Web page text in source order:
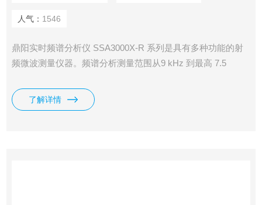
人气： 1546
鼎阳实时频谱分析仪 SSA3000X-R 系列是具有多种功能的射
频微波测量仪器。频谱分析测量范围从9 kHz 到最高 7.5
40 MHz，可在分析带宽内对输入信号进行无缝采集和分析，
提供光谱图、概率密度谱和时间功率等多种显示方式，并具有
了解详情